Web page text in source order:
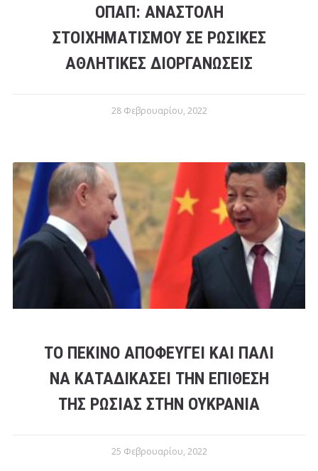
ΟΠΑΠ: ΑΝΑΣΤΟΛΉ
ΣΤΟΙΧΗΜΑΤΙΣΜΟΎ ΣΕ ΡΩΣΙΚΈΣ
ΑΘΛΗΤΙΚΈΣ ΔΙΟΡΓΑΝΏΣΕΙΣ
28 Φεβρουαρίου, 2022
ΤΟ ΠΕΚΊΝΟ ΑΠΟΦΕΎΓΕΙ ΚΑΙ ΠΆΛΙ
ΝΑ ΚΑΤΑΔΙΚΆΣΕΙ ΤΗΝ ΕΠΊΘΕΣΗ
ΤΗΣ ΡΩΣΊΑΣ ΣΤΗΝ ΟΥΚΡΑΝΊΑ
25 Φεβρουαρίου, 2022